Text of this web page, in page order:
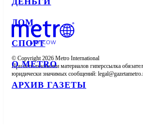
ДОМ
СПОРТ
О METRO
АРХИВ ГАЗЕТЫ
© Copyright 2026 Metro International
При использовании материалов гиперссылка
юридически значимых сообщений: